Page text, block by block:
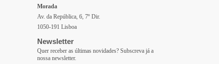
Morada
Av. da República, 6, 7º Dir.
1050-191 Lisboa
Newsletter
Quer receber as últimas novidades? Subscreva já a
nossa newsletter.